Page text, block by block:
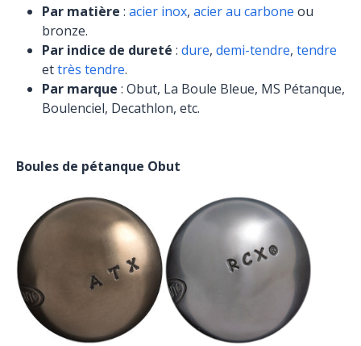
Par matière : acier inox, acier au carbone ou
bronze.
Par indice de dureté : dure, demi-tendre, tendre
ettrès tendre.
Par marque : Obut, La Boule Bleue, MS Pétanque,
Boulenciel, Decathlon, etc.
Boules de pétanque Obut